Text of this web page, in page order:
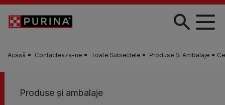
Skip to main content
Acasă Contacteaza-ne Toate Subiectele Produse Şi Ambalaje
Produse şi ambalaje